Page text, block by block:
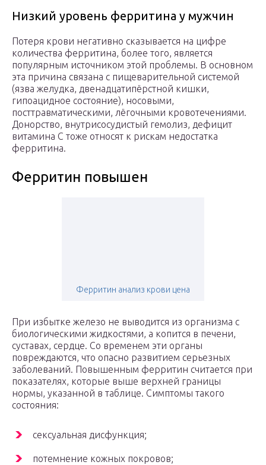
Низкий уровень ферритина у мужчин
Потеря крови негативно сказывается на цифре
количества ферритина, более того, является
популярным источником этой проблемы. В основном
эта причина связана с пищеварительной системой
(язва желудка, двенадцатипёрстной кишки,
гипоацидное состояние), носовыми,
посттравматическими, лёгочными кровотечениями.
Донорство, внутрисосудистый гемолиз, дефицит
витамина C тоже относят к рискам недостатка
ферритина.
Ферритин повышен
Ферритин анализ крови цена
При избытке железо не выводится из организма с
биологическими жидкостями, а копится в печени,
суставах, сердце. Со временем эти органы
повреждаются, что опасно развитием серьезных
заболеваний. Повышенным ферритин считается при
показателях, которые выше верхней границы
нормы, указанной в таблице. Симптомы такого
состояния:
сексуальная дисфункция;
потемнение кожных покровов;